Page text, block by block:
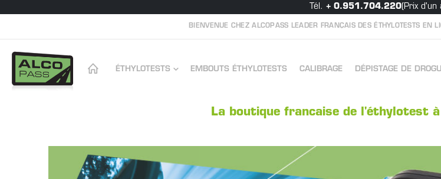
Tél. + 0.951.704.220(Prix d'un
BIENVENUE CHEZ ALCOPASS LEADER FRANÇAIS DES ÉTHYLOTESTS EN
ÉTHYLOTESTS EMBOUTS ÉTHYLOTESTS CALIBRAGE DÉPISTAGE DE
La boutique francaise de l'éthylotest